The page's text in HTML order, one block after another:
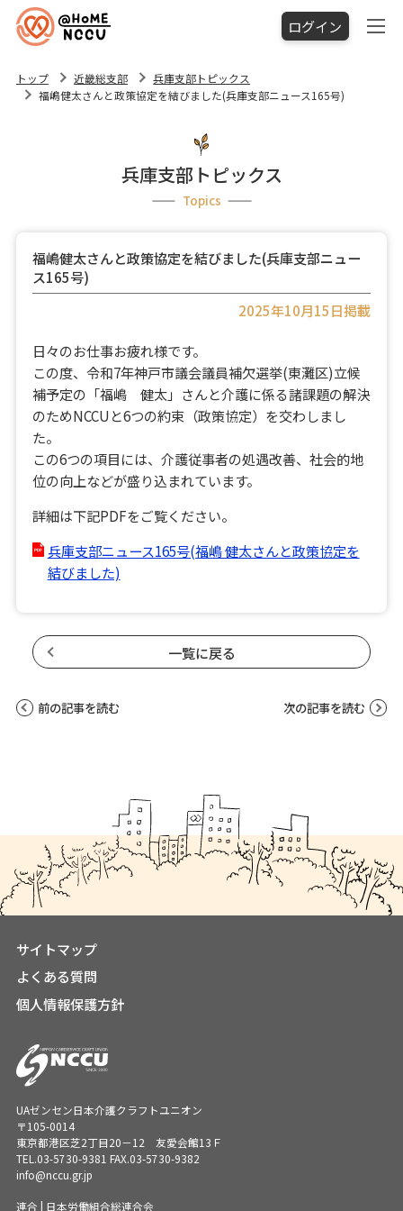
ログイン
トップ 近畿総支部
兵庫支部トピックス
福嶋健太さんと政策協定を結びました(兵庫支部ニュース165号)
兵庫支部トピックス
Topics
福嶋健太さんと政策協定を結びました(兵庫支部ニュー
ス165号)
2025年10月15日掲載
日々のお仕事お疲れ様です。
この度、令和7年神戸市議会議員補欠選挙(東灘区)立候
補予定の「福嶋 健太」さんと介護に係る諸課題の解決
のためNCCUと6つの約束（政策協定）を交わしまし
た。
この6つの項目には、介護従事者の処遇改善、社会的地
位の向上などが盛り込まれています。
詳細は下記PDFをご覧ください。
兵庫支部ニュース165号(福嶋 健太さんと政策協定を
結びました)
一覧に戻る
前の記事を読む 次の記事を読む
サイトマップ
よくある質問
個人情報保護方針
UAゼンセン日本介護クラフトユニオン
〒105-0014
東京都港区芝2丁目20－12 友愛会館13Ｆ
TEL.03-5730-9381 FAX.03-5730-9382
info@nccu.gr.jp
連合 | 日本労働組合総連合会